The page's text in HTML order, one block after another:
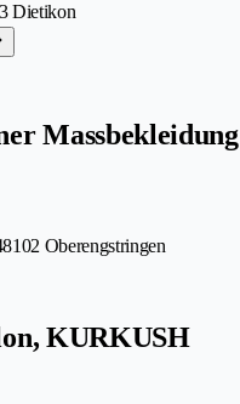
Dietikon
Massbekleidung
8102 Oberengstringen
KURKUSH